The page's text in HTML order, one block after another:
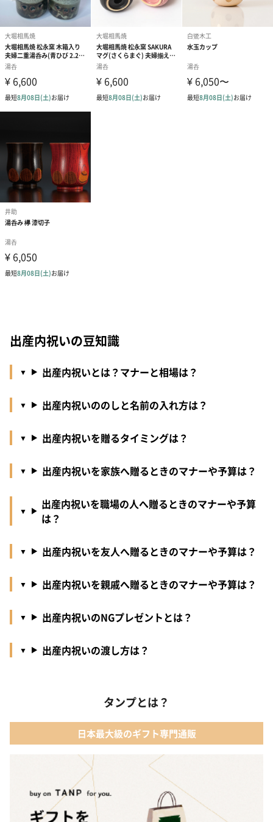
出産内祝いの豆知識
出産内祝いとは？マナーと相場は？
出産内祝いののしと名前の入れ方は？
出産内祝いを贈るタイミングは？
出産内祝いを家族へ贈るときのマナーや予算は？
出産内祝いを職場の人へ贈るときのマナーや予算
は？
出産内祝いを友人へ贈るときのマナーや予算は？
出産内祝いを親戚へ贈るときのマナーや予算は？
出産内祝いのNGプレゼントとは？
出産内祝いの渡し方は？
タンプとは？
日本最大級のギフト専門通販